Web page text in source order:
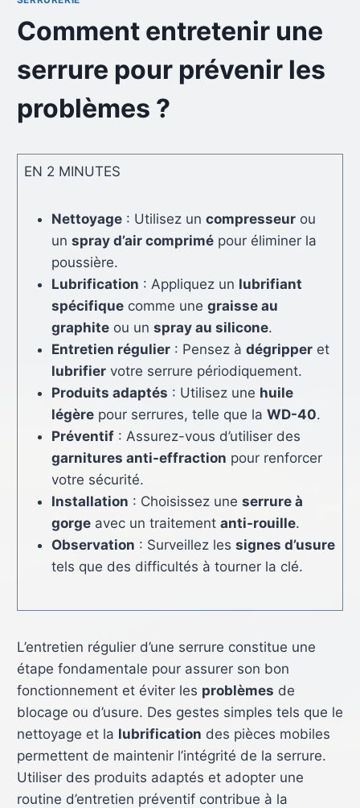
Comment entretenir une
serrure pour prévenir les
problèmes ?
EN 2 MINUTES
Nettoyage : Utilisez uncompresseur ou
unspray d’air comprimé pour éliminer la
poussière.
Lubrification : Appliquez un lubrifiant
spécifique comme unegraisse au
graphite ou unspray au silicone.
Entretien régulier : Pensez àdégripper et
lubrifier votre serrure périodiquement.
Produits adaptés : Utilisez une huile
légère pour serrures, telle que laWD-40.
Préventif : Assurez-vous d’utiliser des
garnitures anti-effraction pour renforcer
votre sécurité.
Installation : Choisissez uneserrure à
gorge avec un traitementanti-rouille.
Observation : Surveillez lessignes d’usure
tels que des difficultés à tourner la clé.
L’entretien régulier d’une serrure constitue une
étape fondamentale pour assurer son bon
fonctionnement et éviter les problèmes de
blocage ou d’usure. Des gestes simples tels que le
nettoyage et la lubrification des pièces mobiles
permettent de maintenir l’intégrité de la serrure.
Utiliser des produits adaptés et adopter une
routine d’entretien préventif contribue à la